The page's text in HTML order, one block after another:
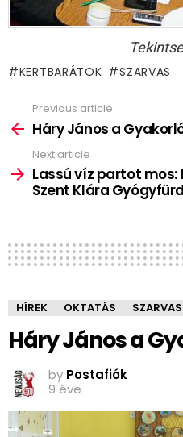
KERTBARÁTOK SZARVAS
more
Previous article
Háry János a
Next article
Lassú víz partot mos:
Szent Klára
HÍREK OKTATÁS SZARVAS
Háry János a
by Postafiók
9 éve